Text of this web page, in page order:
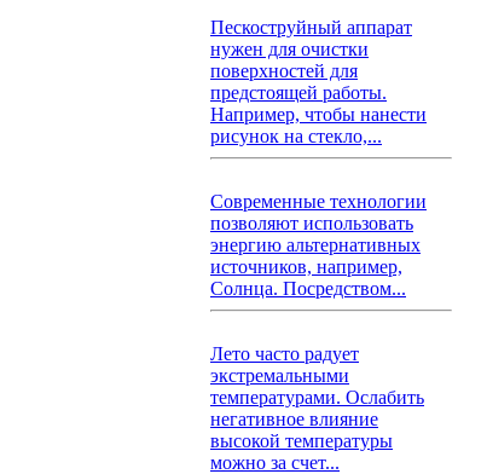
Пескоструйный аппарат
нужен для очистки
поверхностей для
предстоящей работы.
Например, чтобы нанести
рисунок на стекло,...
Современные технологии
позволяют использовать
энергию альтернативных
источников, например,
Солнца. Посредством...
Лето часто радует
экстремальными
температурами. Ослабить
негативное влияние
высокой температуры
можно за счет...